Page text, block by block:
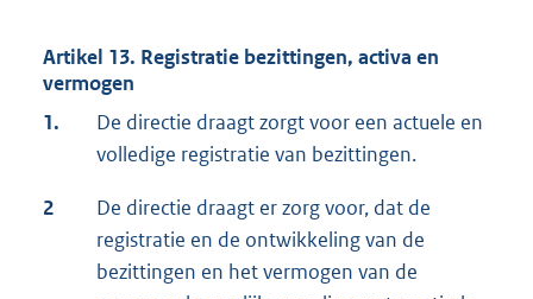
Artikel 13. Registratie bezittingen, activa en
vermogen
1.
De directie draagt zorgt voor een actuele en
volledige registratie van bezittingen.
2
De directie draagt er zorg voor, dat de
registratie en de ontwikkeling van de
bezittingen en het vermogen van de